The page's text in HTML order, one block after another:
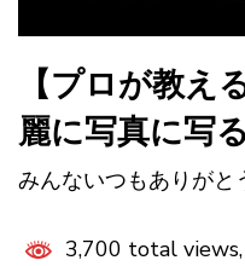
【プロが教え
麗に写真に写
みんないつもありがと
3,700 total